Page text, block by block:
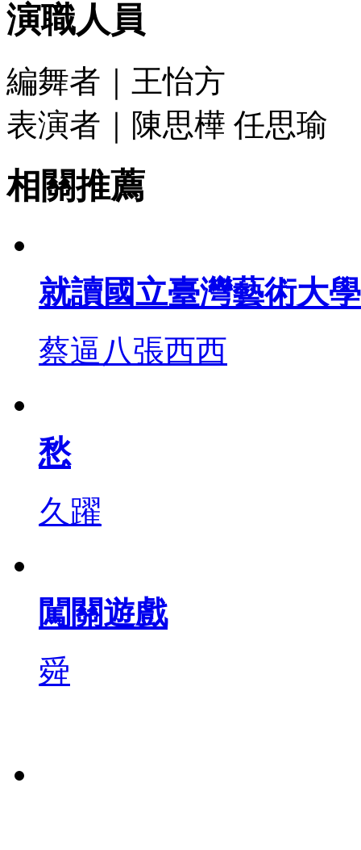
演職人員
編舞者｜王怡方
表演者｜陳思樺 任思瑜
相關推薦
就讀國立臺灣藝術大
蔡逼八張西西
愁
久躍
闖關遊戲
舜